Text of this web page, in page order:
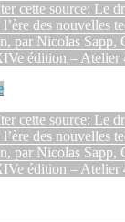
cette source: Le
des nouvelles
par Nicolas Sapp,
édition – Atelier
cette source: Le
des nouvelles
par Nicolas Sapp,
édition – Atelier